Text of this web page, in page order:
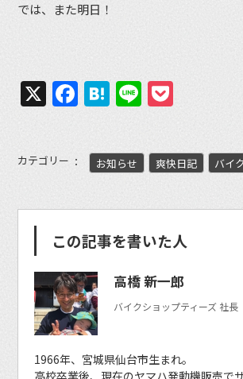
では、また明日！
X Facebook
Hatena
Line
カテゴリー お知らせ 爽快日記 バイ
この記事を書いた人
高橋 新一郎
バイクショップティーズ 社長
1966年、宮城県仙台市生まれ。
高校卒業後、現在のヤマハ発動機販売で